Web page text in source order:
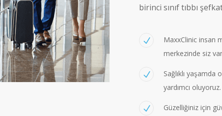
birinci sınıf tıbbı
MaxxClinic insan
merkezinde siz
Sağlıklı yaşamda
yardımcı oluyoruz.
Güzelliğiniz için